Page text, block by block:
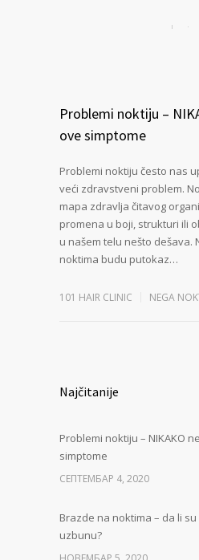
Problemi noktiju –
ove simptome
Problemi noktiju često nas
veći zdravstveni problem.
mapa zdravlja čitavog
promena u boji, strukturi ili
u našem telu nešto dešava.
noktima budu putokaz…
101 HAIR CLINIC NEGA
Najčitanije
Problemi noktiju – NIKAKO
simptome
СЕПТЕМБАР 4, 2020
Brazde na noktima – da li
uzbunu?